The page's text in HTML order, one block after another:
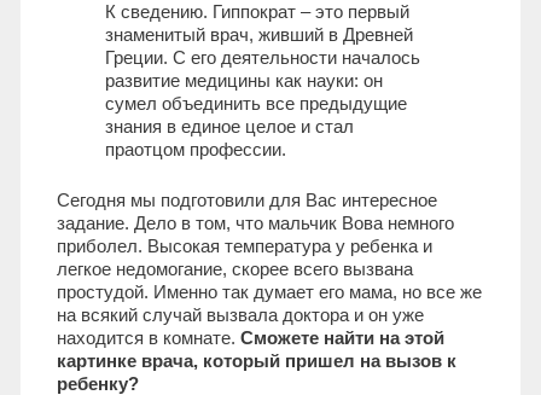
К сведению. Гиппократ – это первый
знаменитый врач, живший в Древней
Греции. С его деятельности началось
развитие медицины как науки: он
сумел объединить все предыдущие
знания в единое целое и стал
праотцом профессии.
Сегодня мы подготовили для Вас интересное
задание. Дело в том, что мальчик Вова немного
приболел. Высокая температура у ребенка и
легкое недомогание, скорее всего вызвана
простудой. Именно так думает его мама, но все же
на всякий случай вызвала доктора и он уже
находится в комнате. Сможете найти на этой
картинке врача, который пришел на вызов к
ребенку?